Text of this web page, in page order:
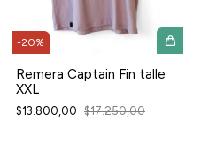
-20%
Remera Captain Fin talle
XXL
$13.800,00 $17.250,00